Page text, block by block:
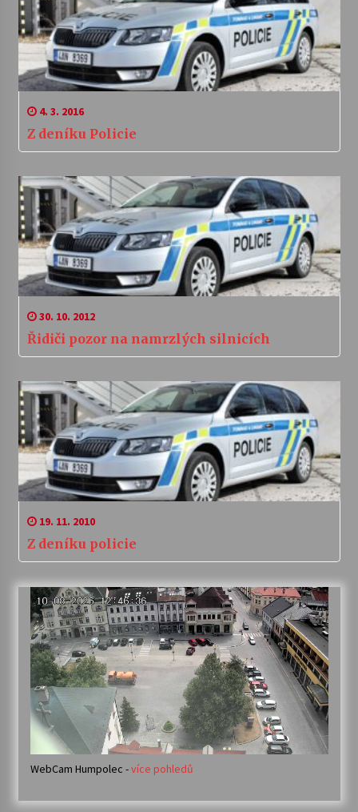
4. 3. 2016
Z deníku Policie
30. 10. 2012
Řidiči pozor na namrzlých silnicích
19. 11. 2010
Z deníku policie
WebCam Humpolec -více pohledů